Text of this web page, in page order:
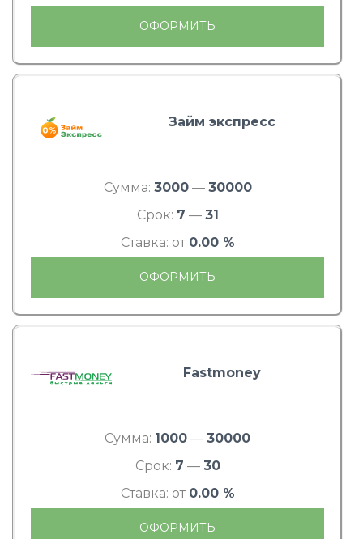
ОФОРМИТЬ
Займ экспресс
Сумма: 3000— 30000
Срок: 7 — 31
Ставка: от 0.00 %
ОФОРМИТЬ
Fastmoney
Сумма: 1000 — 30000
Срок: 7 — 30
Ставка: от 0.00 %
ОФОРМИТЬ